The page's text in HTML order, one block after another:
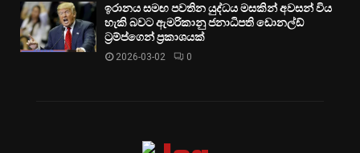
ඉරානය සමඟ පවතින යුද්ධය මසකින් අවසන් විය
හැකි බවට ඇමරිකානු ජනාධිපති ඩොනල්ඩ්
ට්‍රම්ප්ගෙන් ප්‍රකාශයක්
2026-03-02 0